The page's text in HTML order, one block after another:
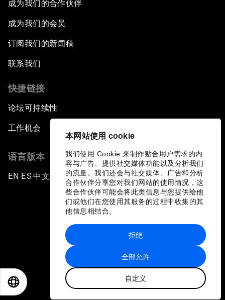
本网站使用 cookie
我们使用 Cookie 来制作贴合用户需求的内
容与广告、提供社交媒体功能以及分析我们
的流量。我们还会与社交媒体、广告和分析
合作伙伴分享您对我们网站的使用情况，这
些合作伙伴可能会将此类信息与您提供给他
们或他们在您使用其服务的过程中收集的其
他信息相结合。
全部允许
自定义
拒绝
成为我们的合作伙伴
成为我们的会员
订阅我们的新闻稿
联系我们
快捷链接
论坛可持续性
工作机会
语言版本
EN ▪ ES▪中文▪ 日本語
站点地图
世界经济论坛